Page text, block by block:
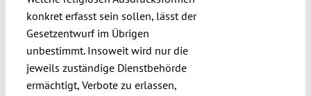
konkret erfasst sein sollen, lässt der
Gesetzentwurf im Übrigen
unbestimmt. Insoweit wird nur die
jeweils zuständige Dienstbehörde
ermächtigt, Verbote zu erlassen,